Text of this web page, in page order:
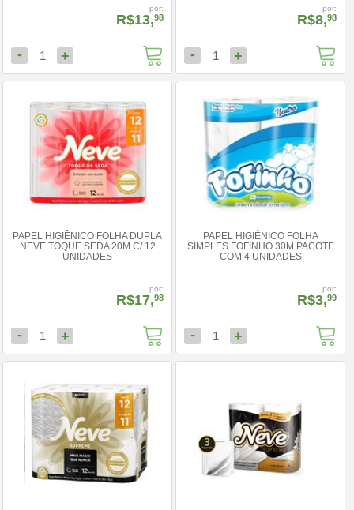
por:
R$13,98
- 1 +
por:
R$8,98
- 1 +
PAPEL HIGIÊNICO FOLHA DUPLA
NEVE TOQUE SEDA 20M C/ 12
UNIDADES
por:
R$17,98
- 1 +
PAPEL HIGIÊNICO FOLHA
SIMPLES FOFINHO 30M PACOTE
COM 4 UNIDADES
por:
R$3,99
- 1 +